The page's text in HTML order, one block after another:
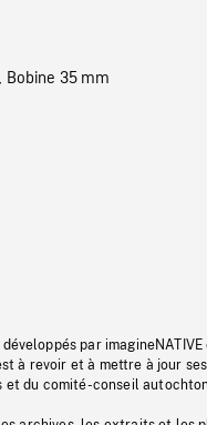
, Bobine 35 mm
par
à revoir et à mettre à jour
du comité-conseil